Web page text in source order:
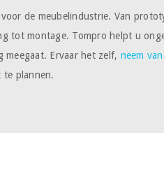
de meubelindustrie. Van
tot montage. Tompro helpt u
meegaat. Ervaar het zelf, neem
te plannen.